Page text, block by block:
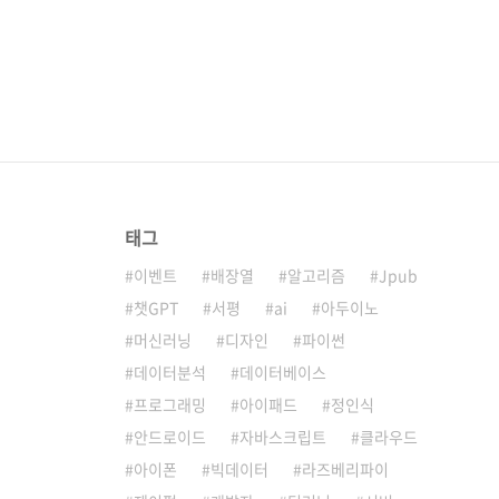
태그
이벤트 배장열 알고리즘
Jpub
챗GPT
서평 ai
아두이노
머신러닝
디자인
파이썬
데이터분석
데이터베이스
프로그래밍
아이패드
정인식
안드로이드
자바스크립트
클라우드
아이폰
빅데이터
라즈베리파이